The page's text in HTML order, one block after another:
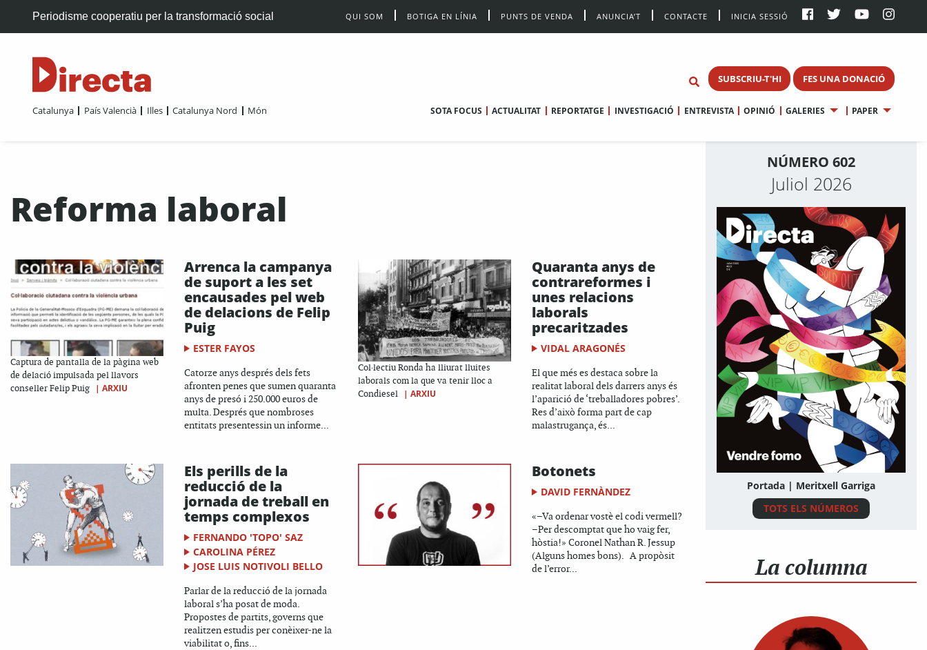
Periodisme cooperatiu per la transformació social QUI SOM BOTIGA EN LÍNIA PUNTS DE VENDA ANUNCIA’T CONTACTE INICIA SESSIÓ
SUBSCRIU-T'HI FES UNA DONACIÓ
Catalunya País Valencià Illes Catalunya Nord Món SOTA FOCUS ACTUALITAT REPORTATGE INVESTIGACIÓ ENTREVISTA OPINIÓ GALERIES PAPER
Reforma laboral
Captura de pantalla de la pàgina web
de delació impulsada pel llavors
conseller Felip Puig
| ARXIU
Arrenca la campanya
de suport a les set
encausades pel web
de delacions de Felip
Puig
ESTER FAYOS
Catorze anys després dels fets
afronten penes que sumen quaranta
anys de presó i 250.000 euros de
multa. Després que nombroses
entitats presentessin un informe...
Col·lectiu Ronda ha lliurat lluites
laborals com la que va tenir lloc a
Condiesel
| ARXIU
Quaranta anys de
contrareformes i
unes relacions
laborals
precaritzades
VIDAL ARAGONÉS
El que més es destaca sobre la
realitat laboral dels darrers anys és
l’aparició de ‘treballadores pobres’.
Res d’això forma part de cap
malastrugança, és...
Els perills de la
reducció de la
jornada de treball en
temps complexos
FERNANDO 'TOPO' SAZ
CAROLINA PÉREZ
JOSE LUIS NOTIVOLI BELLO
Parlar de la reducció de la jornada
laboral s’ha posat de moda.
Propostes de partits, governs que
realitzen estudis per conèixer-ne la
viabilitat o, fins...
Botonets
DAVID FERNÀNDEZ
«–Va ordenar vostè el codi vermell?
–Per descomptat que ho vaig fer,
hòstia!» Coronel Nathan R. Jessup
(Alguns homes bons). A propòsit
de l’error...
NÚMERO 602
Juliol 2026
Portada | Meritxell Garriga
TOTS ELS NÚMEROS
La columna